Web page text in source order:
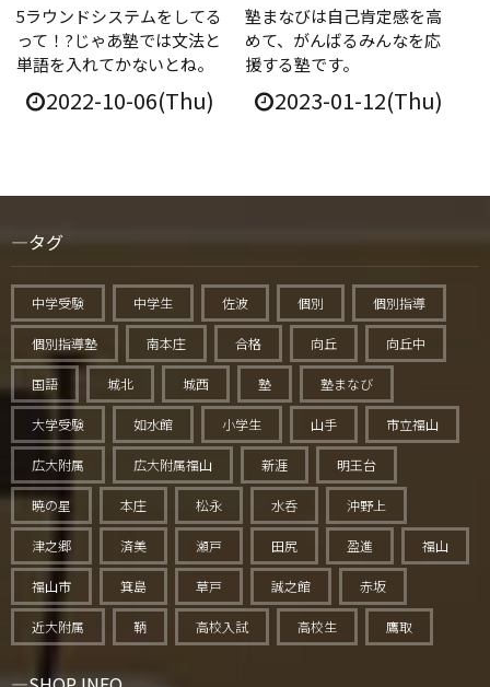
5ラウンドシステムをしてる
って！?じゃあ塾では文法と
単語を入れてかないとね。
2022-10-06(Thu)
塾まなびは自己肯定感を高
めて、がんばるみんなを応
援する塾です。
2023-01-12(Thu)
タグ
中学受験 中学生 佐波 個別 個別指導
個別指導塾 南本庄 合格 向丘 向丘中
国語 城北 城西 塾 塾まなび
大学受験 如水館 小学生 山手 市立福山
広大附属 広大附属福山 新涯 明王台
暁の星 本庄 松永 水呑 沖野上
津之郷 済美 瀬戸 田尻 盈進 福山
福山市 箕島 草戸 誠之館 赤坂
近大附属 鞆 高校入試 高校生 鷹取